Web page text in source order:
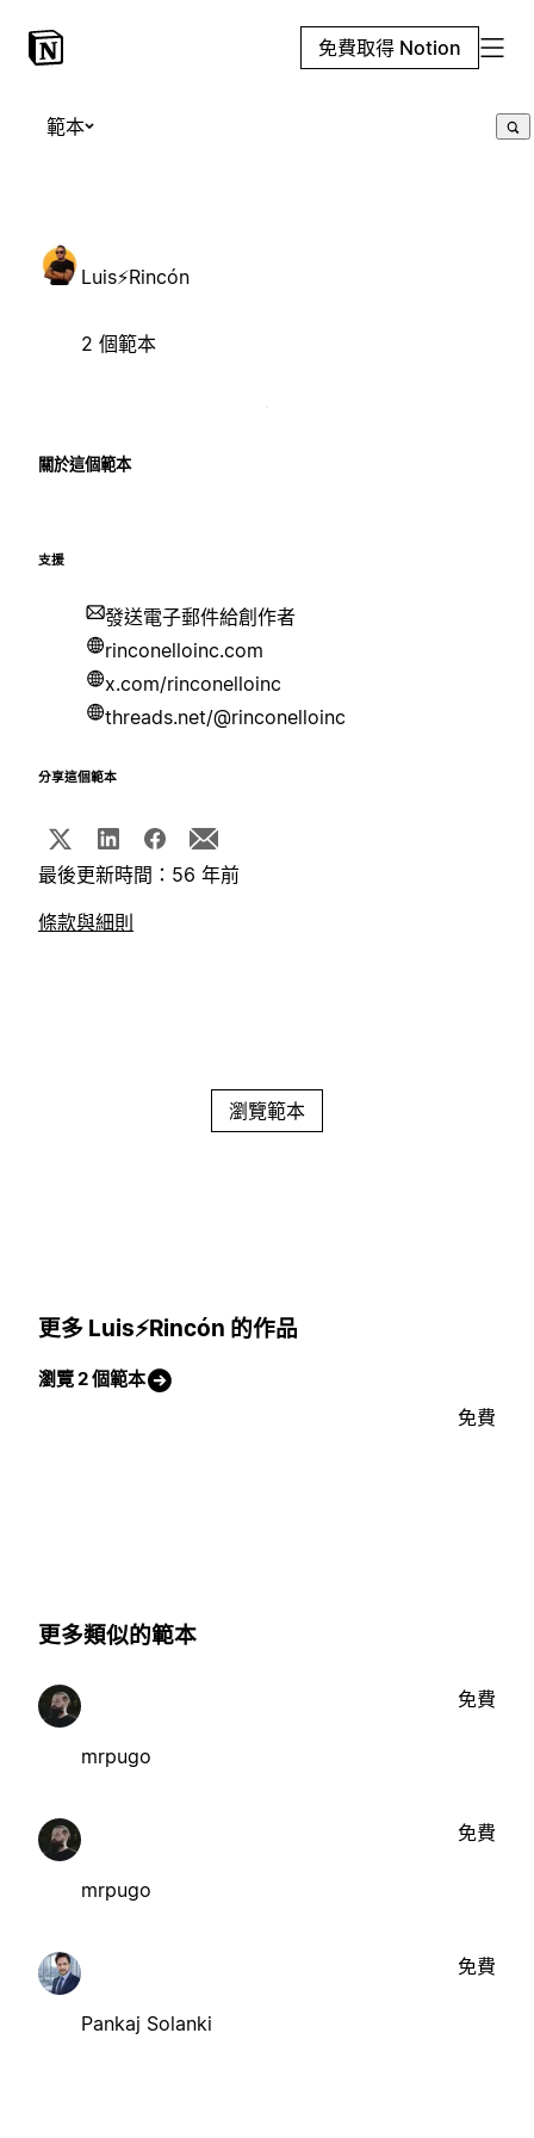
免費取得 Notion
範本
Luis⚡Rincón
2 個範本
關於這個範本
支援
發送電子郵件給創作者
rinconelloinc.com
x.com/rinconelloinc
threads.net/@rinconelloinc
分享這個範本
最後更新時間：56 年前
條款與細則
瀏覽範本
更多 Luis⚡Rincón 的作品
瀏覽 2 個範本
免費
更多類似的範本
mrpugo
免費
mrpugo
免費
Pankaj Solanki
免費